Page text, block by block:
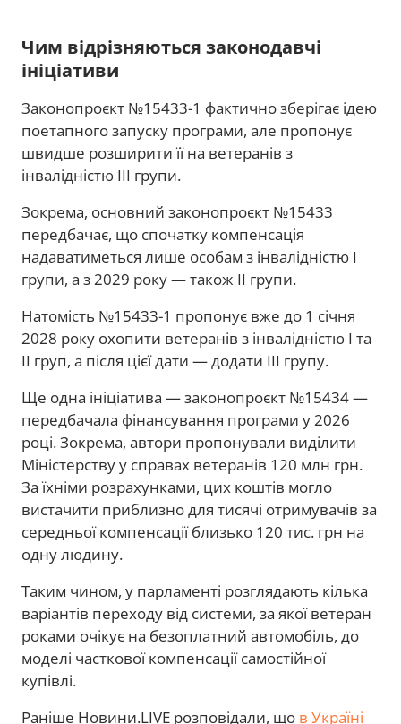
Чим відрізняються законодавчі
ініціативи
Законопроєкт №15433-1 фактично зберігає ідею
поетапного запуску програми, але пропонує
швидше розширити її на ветеранів з
інвалідністю III групи.
Зокрема, основний законопроєкт №15433
передбачає, що спочатку компенсація
надаватиметься лише особам з інвалідністю I
групи, а з 2029 року — також II групи.
Натомість №15433-1 пропонує вже до 1 січня
2028 року охопити ветеранів з інвалідністю I та
II груп, а після цієї дати — додати III групу.
Ще одна ініціатива — законопроєкт №15434 —
передбачала фінансування програми у 2026
році. Зокрема, автори пропонували виділити
Міністерству у справах ветеранів 120 млн грн.
За їхніми розрахунками, цих коштів могло
вистачити приблизно для тисячі отримувачів за
середньої компенсації близько 120 тис. грн на
одну людину.
Таким чином, у парламенті розглядають кілька
варіантів переходу від системи, за якої ветеран
роками очікує на безоплатний автомобіль, до
моделі часткової компенсації самостійної
купівлі.
Раніше Новини.LIVE розповідали, що в Україні